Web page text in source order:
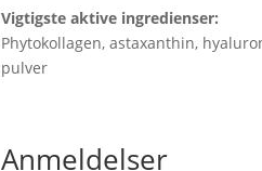
Vigtigste aktive ingredienser:
Phytokollagen, astaxanthin,
pulver
Anmeldelser